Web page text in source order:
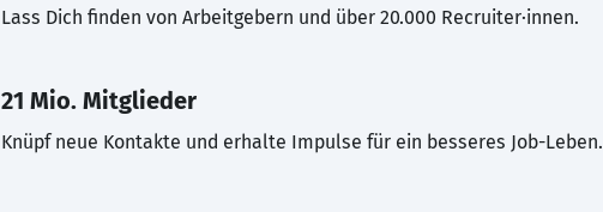
Lass Dich finden von Arbeitgebern und über 20.000 Recruiter·innen.
21 Mio. Mitglieder
Knüpf neue Kontakte und erhalte Impulse für ein besseres Job-Leben.